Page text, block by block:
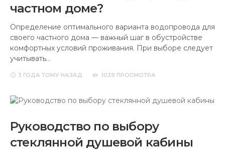
частном доме?
Определение оптимального варианта водопровода для
своего частного дома — важный шаг в обустройстве
комфортных условий проживания. При выборе следует
учитывать…
3 ГОДА ТОМУ НАЗАД 1039 ПРОСМОТРА
Руководство по выбору
стеклянной душевой кабины